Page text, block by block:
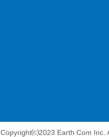
Copyright⒞2023 Earth Com Inc.